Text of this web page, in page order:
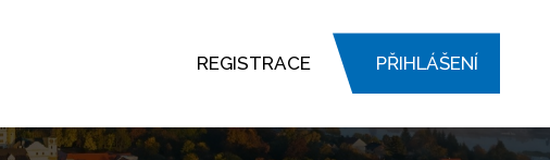
REGISTRACE PŘIHLÁŠENÍ